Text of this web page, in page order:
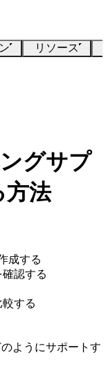
リソース
グサプ
方法
成する
認する
する
ようにサポートす